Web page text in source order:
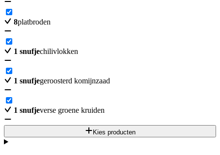
8platbroden
1 snufjechilivlokken
1 snufjegeroosterd komijnzaad
1 snufjeverse groene kruiden
Kies producten